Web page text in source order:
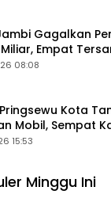
Gagalkan
Miliar, Empat
08:08
Kota
Mobil, Sempat
15:53
Minggu Ini